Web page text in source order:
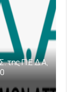
της Π.Ε.Δ.Α,